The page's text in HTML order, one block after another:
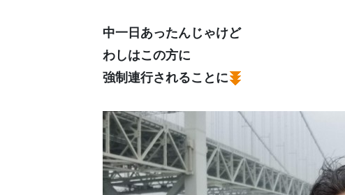
中一日あったんじゃけど
わしはこの方に
強制連行されることに